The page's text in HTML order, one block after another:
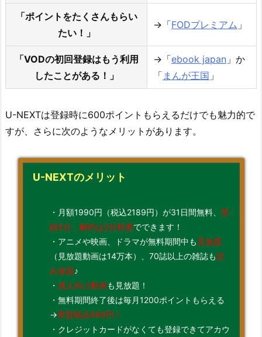
「ポイントをたくさんもらい
たい！」
→「FODプレミアム 」
「VODの初回登録はもう利用
したことがある！」
→「ebook japan 」か
「 まんが王国 」
U-NEXTは登録時に600ポイントもらえるだけでも魅力的で
すが、さらに次のようなメリットがあります。
U-NEXTのメリット
・月額1990円（税込2189円）が31日間無料、 登
録5分、解約は2分程度でできます！
・アニメや映画、ドラマが無料期間中も 見放題
（見放題動画は14万本）、70誌以上の雑誌も読
み放題♪
・ 成人向け動画も見放題！
・無料期間終了後は毎月1200ポイントもらえる
→実質税込989円！
・クレジットカードがなくても登録できてアカウ